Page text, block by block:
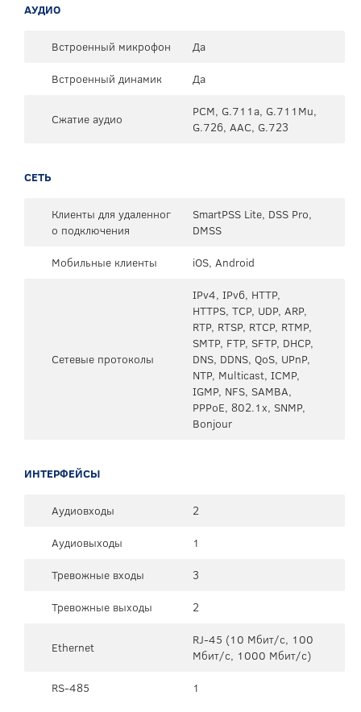
АУДИО
Встроенный микрофон
Да
Встроенный динамик
Да
Сжатие аудио
PCM, G.711a, G.711Mu,
G.726, AAC, G.723
СЕТЬ
Клиенты для удаленног
о подключения
SmartPSS Lite, DSS Pro,
DMSS
Мобильные клиенты
iOS, Android
Сетевые протоколы
IPv4, IPv6, HTTP,
HTTPS, TCP, UDP, ARP,
RTP, RTSP, RTCP, RTMP,
SMTP, FTP, SFTP, DHCP,
DNS, DDNS, QoS, UPnP,
NTP, Multicast, ICMP,
IGMP, NFS, SAMBA,
PPPoE, 802.1x, SNMP,
Bonjour
ИНТЕРФЕЙСЫ
Аудиовходы
2
Аудиовыходы
1
Тревожные входы
3
Тревожные выходы
2
Ethernet
RJ-45 (10 Мбит/с, 100
Мбит/с, 1000 Мбит/с)
RS-485
1